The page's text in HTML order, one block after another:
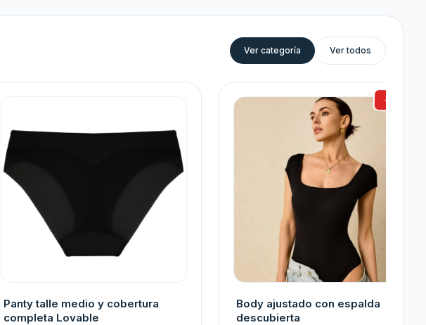
Ver categoría Ver todos
Panty talle medio y cobertura
completa Lovable
Body ajustado con espalda
descubierta